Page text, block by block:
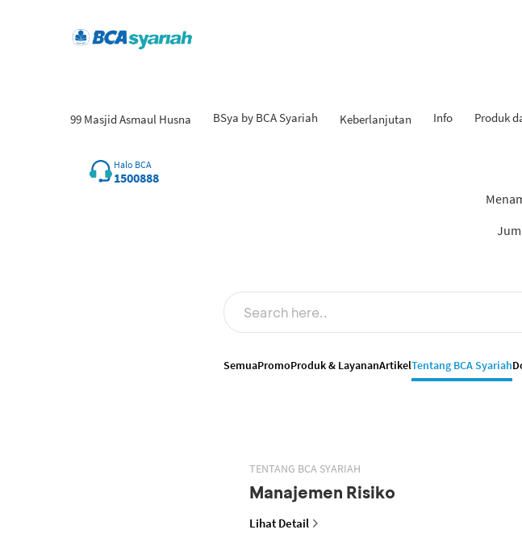
99 Masjid Asmaul Husna BSya by BCA Syariah Keberlanjutan Info Produk
Halo BCA
1500888
SemuaPromoProduk & LayananArtikelTentang BCA Syariah
TENTANG BCA SYARIAH
Manajemen Risiko
Lihat Detail